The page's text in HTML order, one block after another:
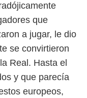
que
a jugar, le dio
se convirtieron
Real. Hasta el
y que parecía
europeos,